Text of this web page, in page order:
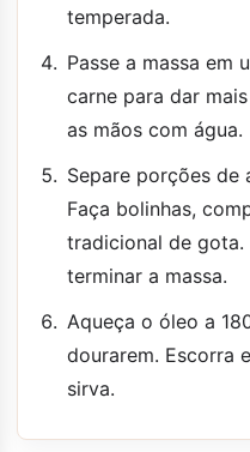
temperada.
Passe a massa em
carne para dar
as mãos com água.
Separe porções de
Faça bolinhas,
tradicional de
terminar a massa.
Aqueça o óleo a
dourarem. Escorra
sirva.